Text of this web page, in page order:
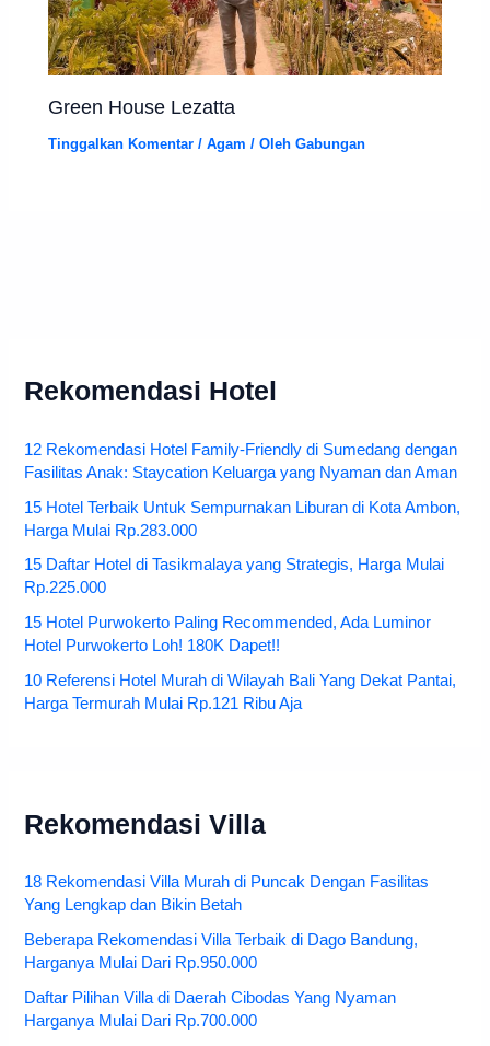
Green House Lezatta
Tinggalkan Komentar /Agam / OlehGabungan
Rekomendasi Hotel
12 Rekomendasi Hotel Family-Friendly di Sumedang dengan
Fasilitas Anak: Staycation Keluarga yang Nyaman dan Aman
15 Hotel Terbaik Untuk Sempurnakan Liburan di Kota Ambon,
Harga Mulai Rp.283.000
15 Daftar Hotel di Tasikmalaya yang Strategis, Harga Mulai
Rp.225.000
15 Hotel Purwokerto Paling Recommended, Ada Luminor
Hotel Purwokerto Loh! 180K Dapet!!
10 Referensi Hotel Murah di Wilayah Bali Yang Dekat Pantai,
Harga Termurah Mulai Rp.121 Ribu Aja
Rekomendasi Villa
18 Rekomendasi Villa Murah di Puncak Dengan Fasilitas
Yang Lengkap dan Bikin Betah
Beberapa Rekomendasi Villa Terbaik di Dago Bandung,
Harganya Mulai Dari Rp.950.000
Daftar Pilihan Villa di Daerah Cibodas Yang Nyaman
Harganya Mulai Dari Rp.700.000